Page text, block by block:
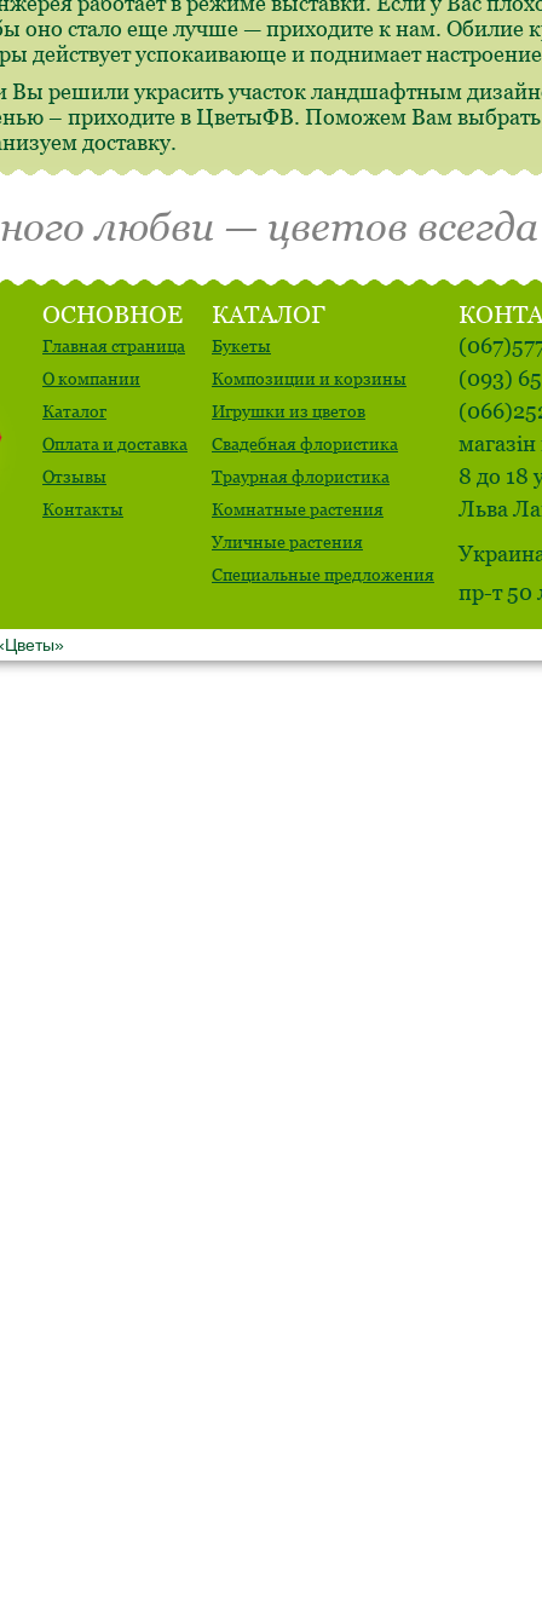
оно стало еще лучше — приходите к нам. Обилие
действует успокаивающе и поднимает
Вы решили украсить участок ландшафтным
– приходите в ЦветыФВ. Поможем Вам
доставку.
любви — цветов
ОСНОВНОЕ
Главная страница
О компании
Каталог
Оплата и доставка
Отзывы
Контакты
КАТАЛОГ
Букеты
Композиции и корзины
Игрушки из цветов
Свадебная флористика
Траурная флористика
Комнатные растения
Уличные растения
Специальные предложения
(093)
8 до 18
Льва
пр-т 50